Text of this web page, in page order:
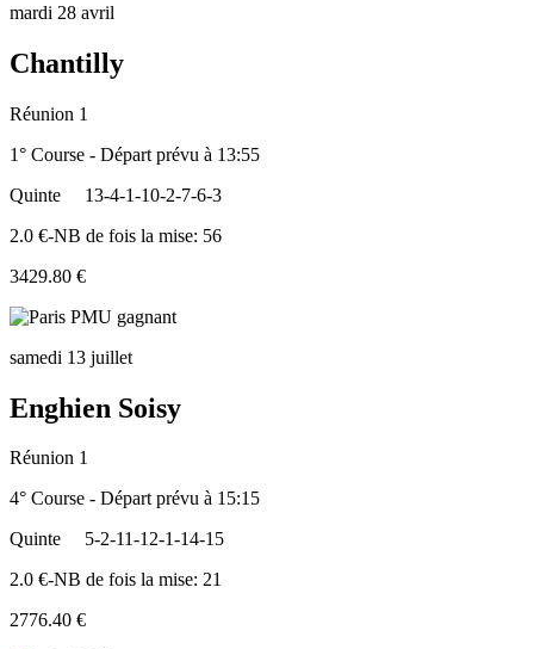
mardi 28 avril
Chantilly
Réunion 1
1° Course - Départ prévu à 13:55
Quinte
13-4-1-10-2-7-6-3
2.0 €-NB de fois la mise: 56
3429.80 €
samedi 13 juillet
Enghien Soisy
Réunion 1
4° Course - Départ prévu à 15:15
Quinte
5-2-11-12-1-14-15
2.0 €-NB de fois la mise: 21
2776.40 €